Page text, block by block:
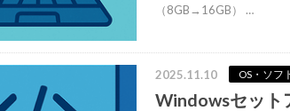
（8GB→16GB） …
2025.11.10 OS・ソフ
Windowsセット